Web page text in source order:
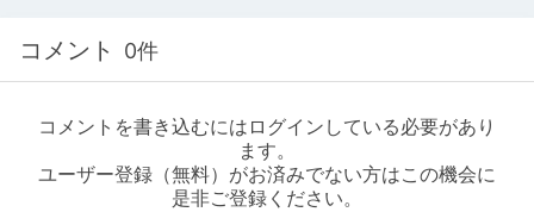
コメント 0件
コメントを書き込むにはログインしている必要があり
ます。
ユーザー登録（無料）がお済みでない方はこの機会に
是非ご登録ください。